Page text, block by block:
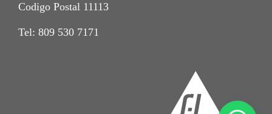
Codigo Postal 11113
Tel: 809 530 7171